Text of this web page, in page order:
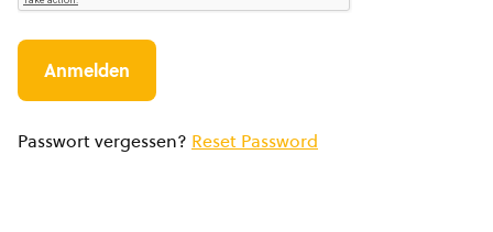
Passwort vergessen? Reset Password